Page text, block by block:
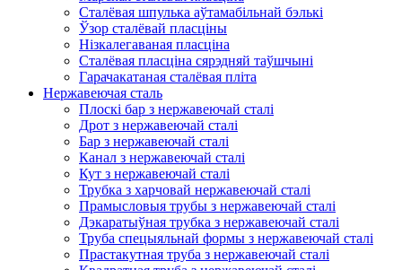
Сталёвая шпулька аўтамабільнай бэлькі
Ўзор сталёвай пласціны
Нізкалегаваная пласціна
Сталёвая пласціна сярэдняй таўшчыні
Гарачакатаная сталёвая пліта
Нержавеючая сталь
Плоскі бар з нержавеючай сталі
Дрот з нержавеючай сталі
Бар з нержавеючай сталі
Канал з нержавеючай сталі
Кут з нержавеючай сталі
Трубка з харчовай нержавеючай сталі
Прамысловыя трубы з нержавеючай сталі
Дэкаратыўная трубка з нержавеючай сталі
Труба спецыяльнай формы з нержавеючай сталі
Прастакутная труба з нержавеючай сталі